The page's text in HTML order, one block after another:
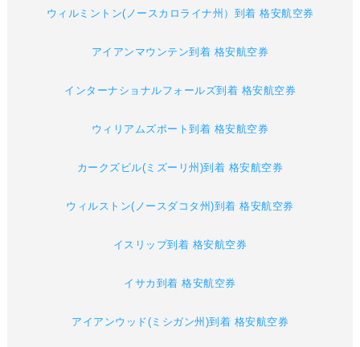
ウィルミントン(ノースカロライナ州）到着 格安航空券
アイアンマウンテン到着 格安航空券
インターナショナルフォールズ到着 格安航空券
ウィリアムズポート到着 格安航空券
カークズビル(ミズーリ州)到着 格安航空券
ウィルストン(ノースダコタ州)到着 格安航空券
イスリップ到着 格安航空券
イサカ到着 格安航空券
アイアンウッド(ミシガン州)到着 格安航空券